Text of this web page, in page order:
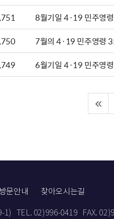
8월기일 4·19 민주영
7월의 4·19 민주영령
6월기일 4·19 민주영
방문안내 찾아오시는길
1) TEL. 02)996-0419 FAX.